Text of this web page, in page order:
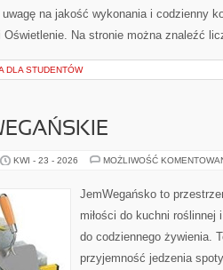
na jakość wykonania i codzienny
Oświetlenie. Na stronie można znaleźć
DLA STUDENTÓW
KWI - 23 - 2026 MOŻLIWOŚĆ
JemWegańsko to
miłości do kuchni
do codziennego żywienia.
przyjemność jedzenia